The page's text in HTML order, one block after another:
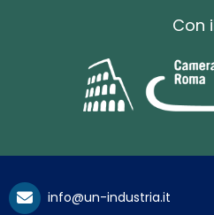
Con
info@un-industria.it